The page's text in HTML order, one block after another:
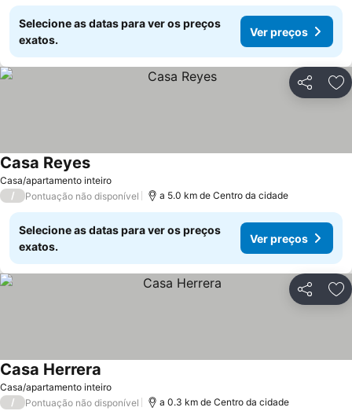
Selecione as datas para ver os preços
exatos.
Ver preços
Partilhar
Casa/apartamento inteiro
Casa ReyesVer preços
/ Pontuação não disponível a 5.0 km de Centro da cidade
Selecione as datas para ver os preços
exatos.
Ver preços
Partilhar
Casa/apartamento inteiro
Casa Herrera
/ Pontuação não disponível a 0.3 km de Centro da cidade